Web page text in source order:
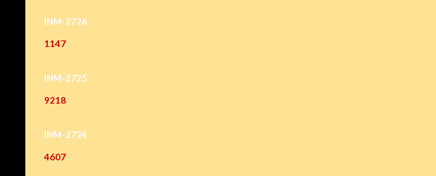
INM-2726
1147
INM-2725
9218
INM-2724
4607